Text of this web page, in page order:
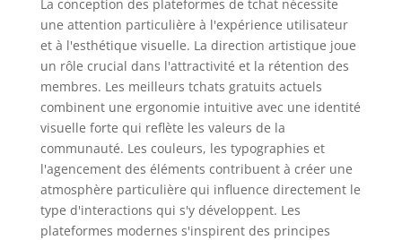
La conception des plateformes de tchat nécessite
une attention particulière à l'expérience utilisateur
et à l'esthétique visuelle. La direction artistique joue
un rôle crucial dans l'attractivité et la rétention des
membres. Les meilleurs tchats gratuits actuels
combinent une ergonomie intuitive avec une identité
visuelle forte qui reflète les valeurs de la
communauté. Les couleurs, les typographies et
l'agencement des éléments contribuent à créer une
atmosphère particulière qui influence directement le
type d'interactions qui s'y développent. Les
plateformes modernes s'inspirent des principes